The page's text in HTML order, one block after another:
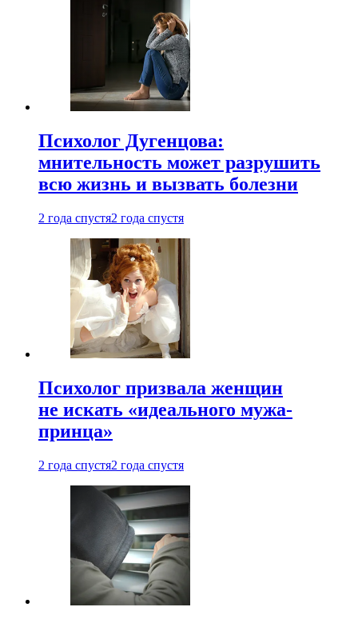
Психолог Дугенцова:
мнительность может разрушить
всю жизнь и вызвать болезни
2 года спустя2 года спустя
Психолог призвала женщин
не искать «идеального мужа-
принца»
2 года спустя2 года спустя